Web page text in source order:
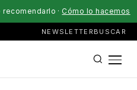
· Cómo lo hacemos
NEWSLETTER BUSCAR